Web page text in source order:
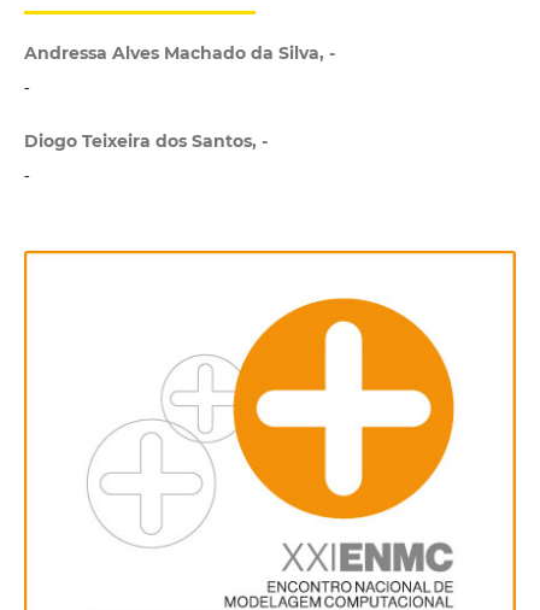
Andressa Alves Machado da Silva, -
-
Diogo Teixeira dos Santos, -
-